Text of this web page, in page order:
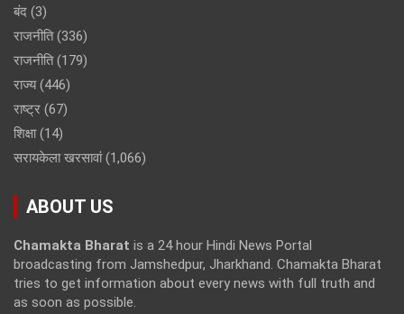
बंद (3)
राजनीति(336)
राजनीति(179)
राज्य(446)
राष्ट्र (67)
शिक्षा(14)
सरायकेला खरसावां(1,066)
ABOUT US
Chamakta Bharat is a 24 hour Hindi News Portal
broadcasting from Jamshedpur, Jharkhand. Chamakta Bharat
tries to get information about every news with full truth and
as soon as possible.